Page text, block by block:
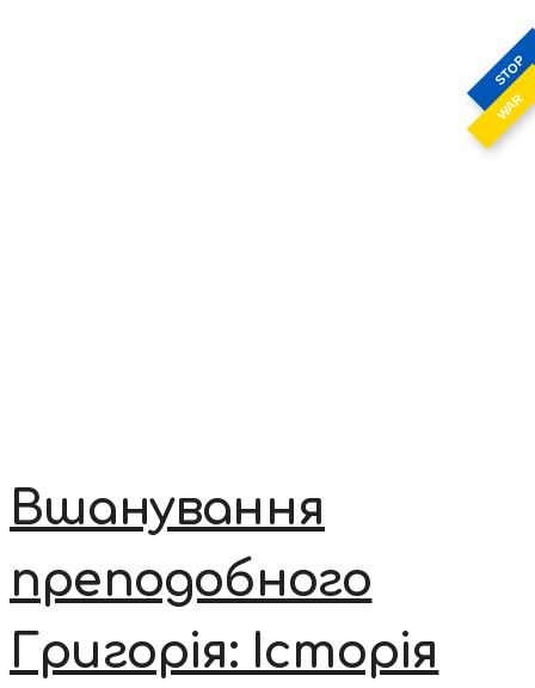
STOP
WAR
Вшанування
преподобного
Григорія: Історія